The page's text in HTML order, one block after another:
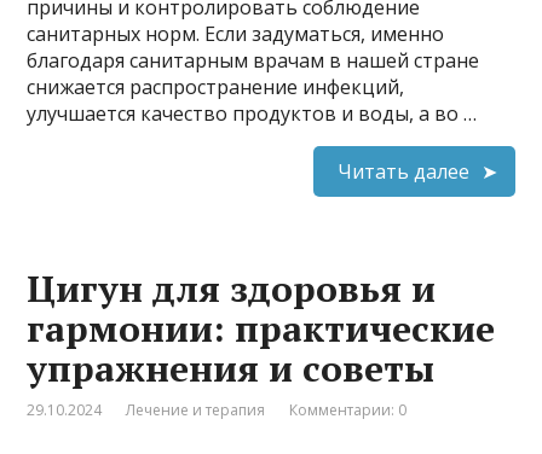
причины и контролировать соблюдение
санитарных норм. Если задуматься, именно
благодаря санитарным врачам в нашей стране
снижается распространение инфекций,
улучшается качество продуктов и воды, а во …
Читать далее
Цигун для здоровья и
гармонии: практические
упражнения и советы
29.10.2024 Лечение и терапия Комментарии: 0